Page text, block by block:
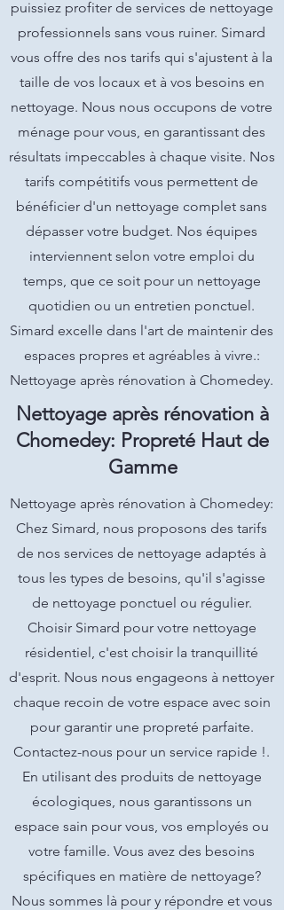
puissiez profiter de services de nettoyage
professionnels sans vous ruiner. Simard
vous offre des nos tarifs qui s'ajustent à la
taille de vos locaux et à vos besoins en
nettoyage. Nous nous occupons de votre
ménage pour vous, en garantissant des
résultats impeccables à chaque visite. Nos
tarifs compétitifs vous permettent de
bénéficier d'un nettoyage complet sans
dépasser votre budget. Nos équipes
interviennent selon votre emploi du
temps, que ce soit pour un nettoyage
quotidien ou un entretien ponctuel.
Simard excelle dans l'art de maintenir des
espaces propres et agréables à vivre.:
Nettoyage après rénovation à Chomedey.
Nettoyage après rénovation à
Chomedey: Propreté Haut de
Gamme
Nettoyage après rénovation à Chomedey:
Chez Simard, nous proposons des tarifs
de nos services de nettoyage adaptés à
tous les types de besoins, qu'il s'agisse
de nettoyage ponctuel ou régulier.
Choisir Simard pour votre nettoyage
résidentiel, c'est choisir la tranquillité
d'esprit. Nous nous engageons à nettoyer
chaque recoin de votre espace avec soin
pour garantir une propreté parfaite.
Contactez-nous pour un service rapide !.
En utilisant des produits de nettoyage
écologiques, nous garantissons un
espace sain pour vous, vos employés ou
votre famille. Vous avez des besoins
spécifiques en matière de nettoyage?
Nous sommes là pour y répondre et vous